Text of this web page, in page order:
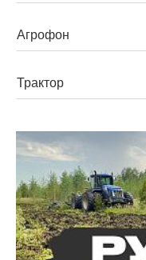
Глубокорыхлители
Льготный лизинг
Экспортные
О КОМПАНИИ
О нас